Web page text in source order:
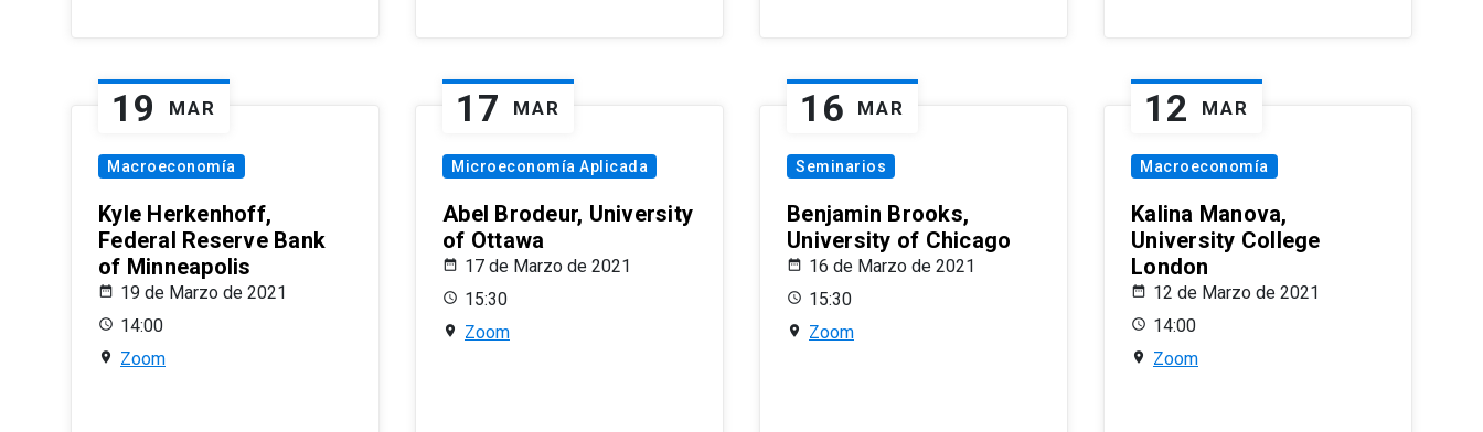
19 MAR
Macroeconomía
Kyle Herkenhoff,
Federal Reserve Bank
of Minneapolis
19 de Marzo de 2021
14:00
Zoom
17 MAR
Microeconomía Aplicada
Abel Brodeur, University
of Ottawa
17 de Marzo de 2021
15:30
Zoom
16 MAR
Seminarios
Benjamin Brooks,
University of Chicago
16 de Marzo de 2021
15:30
Zoom
12 MAR
Macroeconomía
Kalina Manova,
University College
London
12 de Marzo de 2021
14:00
Zoom